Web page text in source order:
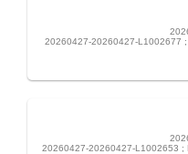
20260427-20260427-L1002677 ;
20260427-20260427-L1002653 ;